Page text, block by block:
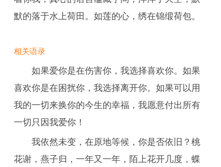
默的落于水上荷田。如莲的心，绣在锦缎荷包。
相关语录
如果爱你是在伤害你，我选择喜欢你。如果
喜欢你是在困扰你，我选择离开你。如果可以用
我的一切来换你的今生的幸福，我愿意付出所有
一切只因我爱你！
我依然未变，在原地等候，你是否依旧？桃
花谢，燕子归，一年又一年，陌上花开几度，蝶